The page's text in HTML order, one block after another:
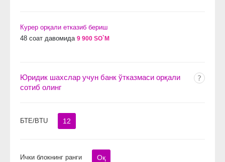
Курер орқали етказиб бериш
48 соат давомида 9 900 SO`M
Юридик шахслар учун банк ўтказмаси орқали
сотиб олинг
БТЕ/BTU 12
Ички блокнинг ранги Оқ